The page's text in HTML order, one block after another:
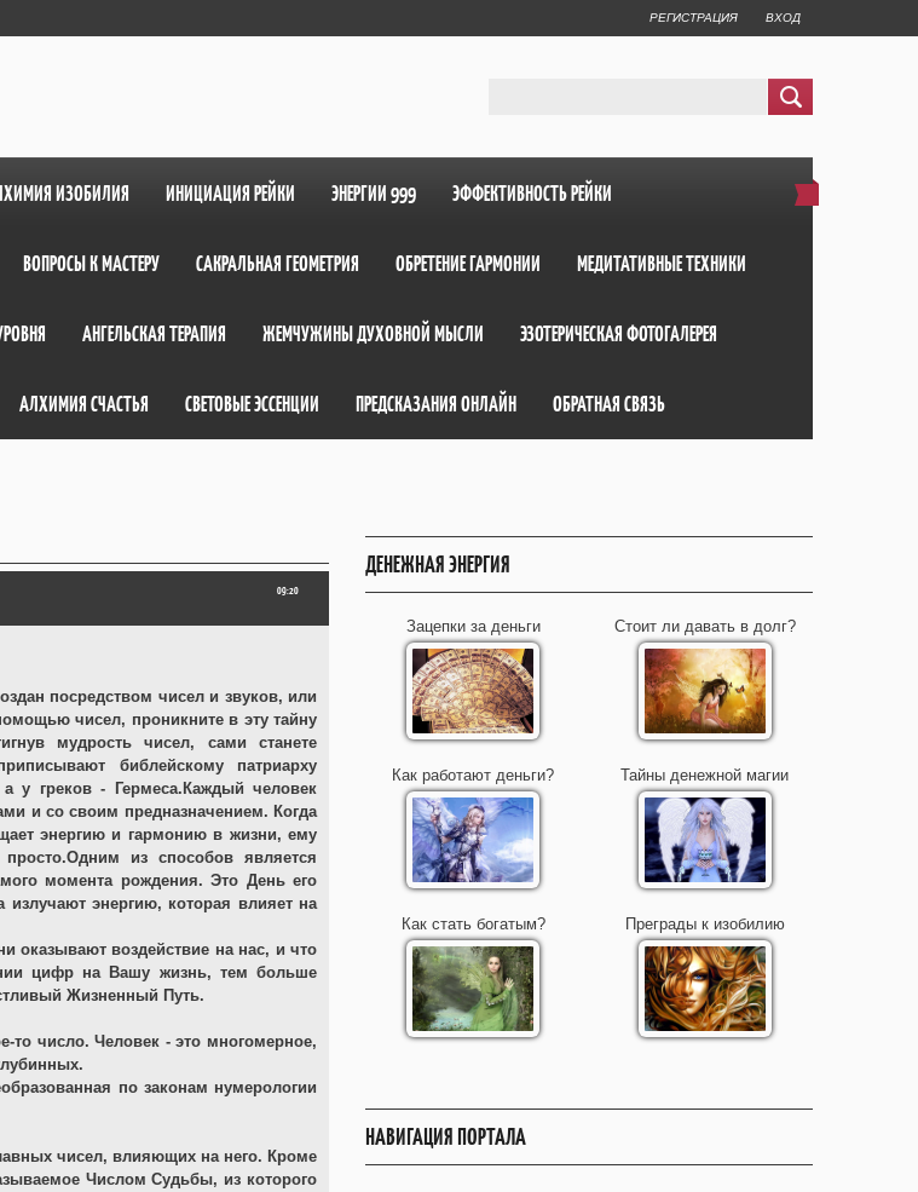
РЕГИСТРАЦИЯ ВХОД
ИЗОБИЛИЯ ИНИЦИАЦИЯ РЕЙКИ ЭНЕРГИИ 999 ЭФФЕКТИВНОСТЬ РЕЙКИ
ВОПРОСЫ К МАСТЕРУ САКРАЛЬНАЯ ГЕОМЕТРИЯ ОБРЕТЕНИЕ ГАРМОНИИ МЕДИТАТИВНЫЕ ТЕХНИКИ
АНГЕЛЬСКАЯ ТЕРАПИЯ ЖЕМЧУЖИНЫ ДУХОВНОЙ МЫСЛИ ЭЗОТЕРИЧЕСКАЯ ФОТОГАЛЕРЕЯ
АЛХИМИЯ СЧАСТЬЯ СВЕТОВЫЕ ЭССЕНЦИИ ПРЕДСКАЗАНИЯ ОНЛАЙН ОБРАТНАЯ СВЯЗЬ
09:20
посредством чисел и звуков, или
чисел, проникните в эту тайну
мудрость чисел, сами станете
библейскому патриарху
у греков - Гермеса.Каждый человек
и со своим предназначением. Когда
энергию и гармонию в жизни, ему
из способов является
момента рождения. Это День его
энергию, которая влияет на
оказывают воздействие на нас, и что
цифр на Вашу жизнь, тем больше
Жизненный Путь.
то число. Человек - это многомерное,
по законам нумерологии
чисел, влияющих на него. Кроме
Числом Судьбы, из которого
ДЕНЕЖНАЯ ЭНЕРГИЯ
Зацепки за деньги Стоит ли давать в долг?
Как работают деньги? Тайны денежной магии
Как стать богатым? Преграды к изобилию
НАВИГАЦИЯ ПОРТАЛА